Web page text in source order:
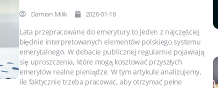
Damian Milik 2026-01-18
Lata przepracowane do emerytury to jeden z najczęściej
błędnie interpretowanych elementów polskiego systemu
emerytalnego. W debacie publicznej regularnie pojawiają
się uproszczenia, które mogą kosztować przyszłych
emerytów realne pieniądze. W tym artykule analizujemy,
ile faktycznie trzeba pracować, aby otrzymać pełne